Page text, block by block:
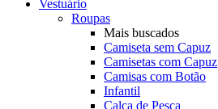
Vestuário
Roupas
Mais buscados
Camiseta sem Capuz
Camisetas com Capuz
Camisas com Botão
Infantil
Calça de Pesca